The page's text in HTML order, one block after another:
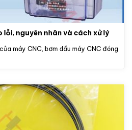
lỗi, nguyên nhân và cách xử lý
máy CNC, bơm dầu máy CNC đóng